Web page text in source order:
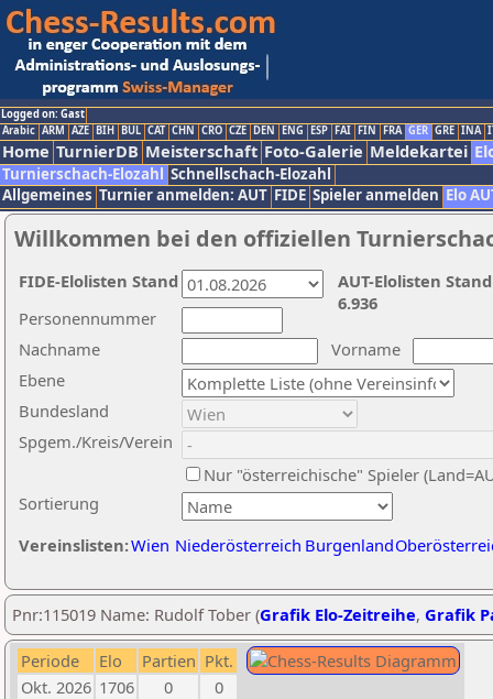
Logged on: Gast
Arabic ARM AZE BIH BUL CAT CHN CRO CZE DEN ENG ESP FAI FIN FRA GER GRE INA
Home TurnierDB Meisterschaft Foto-Galerie Meldekartei
Turnierschach-Elozahl Schnellschach-Elozahl
Allgemeines Turnier anmelden: AUT FIDE Spieler anmelden Elo
Willkommen bei den offiziellen
Nachname
Vorname
Ebene
Sortierung
Personennummer
Bundesland
Spgem./Kreis/Verein
Nur "österreichische" Spieler
Vereinslisten:Wien Niederösterreich Burgenland
AUT-Elolisten
6.936
FIDE-Elolisten Stand
Pnr:115019 Name: Rudolf Tober (Grafik Elo-Zeitreihe, Grafik
Periode Elo Partien Pkt.
Okt. 2026 1706 0
0